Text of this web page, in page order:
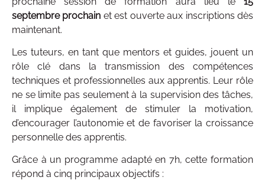
septembre prochain et est ouverte aux inscriptions dès
maintenant.
Les tuteurs, en tant que mentors et guides, jouent un
rôle clé dans la transmission des compétences
techniques et professionnelles aux apprentis. Leur rôle
ne se limite pas seulement à la supervision des tâches,
il implique également de stimuler la motivation,
d’encourager l’autonomie et de favoriser la croissance
personnelle des apprentis.
Grâce à un programme adapté en 7h, cette formation
répond à cinq principaux objectifs :